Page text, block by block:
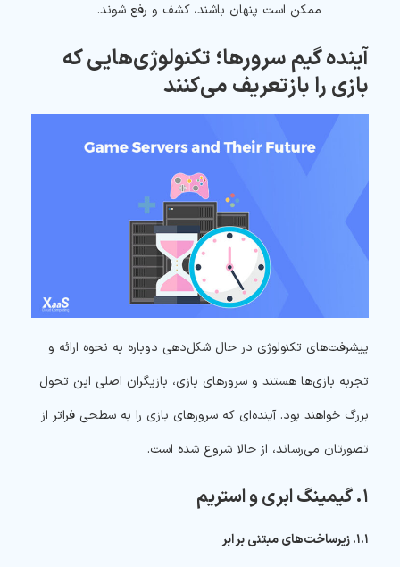
ممکن است پنهان باشند، کشف و رفع شوند.
آینده گیم سرور‌ها؛ تکنولوژی‌هایی که
بازی را بازتعریف می‌کنند
پیشرفت‌های تکنولوژی در حال شکل‌دهی دوباره به نحوه ارائه و
تجربه بازی‌ها هستند و سرورهای بازی، بازیگران اصلی این تحول
بزرگ خواهند بود. آینده‌ای که سرورهای بازی را به سطحی فراتر از
تصورتان می‌رساند، از حالا شروع شده است.
۱. گیمینگ ابری و استریم
۱.۱. زیرساخت‌های مبتنی بر ابر